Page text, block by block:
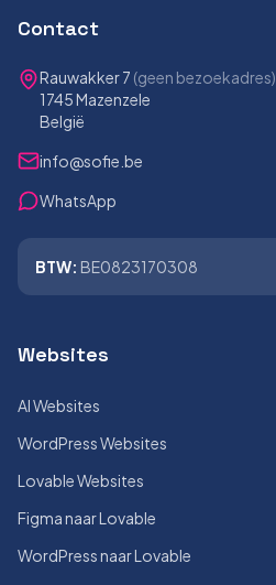
Contact
Rauwakker 7 (geen bezoekadres)
1745 Mazenzele
België
info@sofie.be
WhatsApp
BTW: BE0823170308
Websites
AI Websites
WordPress Websites
Lovable Websites
Figma naar Lovable
WordPress naar Lovable